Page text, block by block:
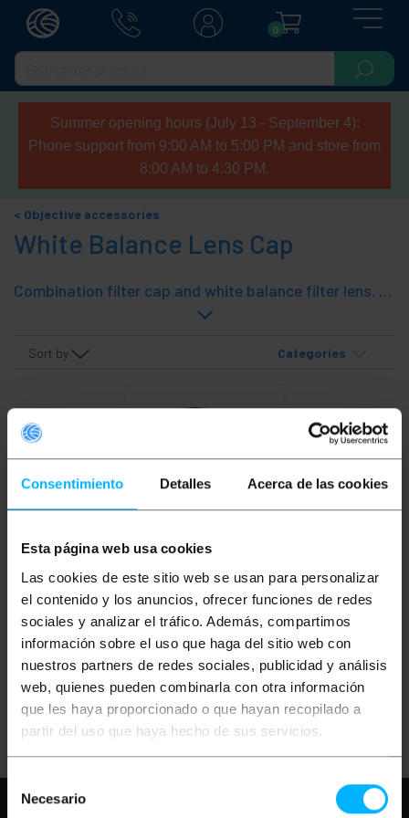
Consentimiento Detalles Acerca de las cookies
Esta página web usa cookies
Las cookies de este sitio web se usan para personalizar
el contenido y los anuncios, ofrecer funciones de redes
sociales y analizar el tráfico. Además, compartimos
información sobre el uso que haga del sitio web con
nuestros partners de redes sociales, publicidad y análisis
web, quienes pueden combinarla con otra información
que les haya proporcionado o que hayan recopilado a
partir del uso que haya hecho de sus servicios.
Selección
Necesario
0
Summer opening hours (July 13 - September 4):
Phone support from 9:00 AM to 5:00 PM and store from
8:00 AM to 4:30 PM.
Objective accessories
White Balance Lens Cap
Combination filter cap and white balance filter lens. This is a plastic cover made from a peephole and translucent neutral center ideal camera or DSRL SRL with the function of white balance adjustment.
Sort by Categories
OUTLET35%
BEMATIK
White balance
cap 43mm
PVP
1.32
€0.86
€0.86VAT inc.
PVD
1.17
€0.76
Immediate delivery REF: JE002
Quantity
Need any help?